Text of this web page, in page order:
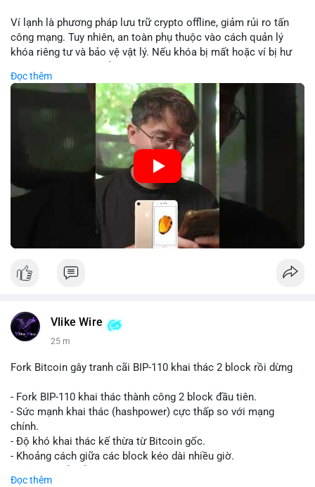
Lời khuyên: Nhà đầu tư nhỏ lẻ nên theo dõi sát dòng tiền xác
nhận và tránh vào lệnh đòn bẩy quá mức trong 24 giờ tới. Quan
sát phản ứng giá tại vùng hỗ trợ $64,000 để đưa ra quyết định
#89btc #mempoolbitcoin #dongtiencavoi
#aplucban
#phantichonchain
Ví lạnh là phương pháp lưu trữ crypto offline, giảm rủi ro tấn
công mạng. Tuy nhiên, an toàn phụ thuộc vào cách quản lý
khóa riêng tư và bảo vệ vật lý. Nếu khóa bị mất hoặc ví bị hư
nên kết hợp với biện pháp dự phòng như sao lưu khóa và chọn
nhà sản xuất uy tín.
🎥 Xem video trực tiếp tại:
Nguồn: 5 Phút Crypto
Đọc thêm
Vlike Wire
25 m
Fork Bitcoin gây tranh cãi BIP-110 khai thác 2 block rồi dừng
- Fork BIP-110 khai thác thành công 2 block đầu tiên.
- Sức mạnh khai thác (hashpower) cực thấp so với mạng
chính.
- Độ khó khai thác kế thừa từ Bitcoin gốc.
- Khoảng cách giữa các block kéo dài nhiều giờ.
Đọc thêm